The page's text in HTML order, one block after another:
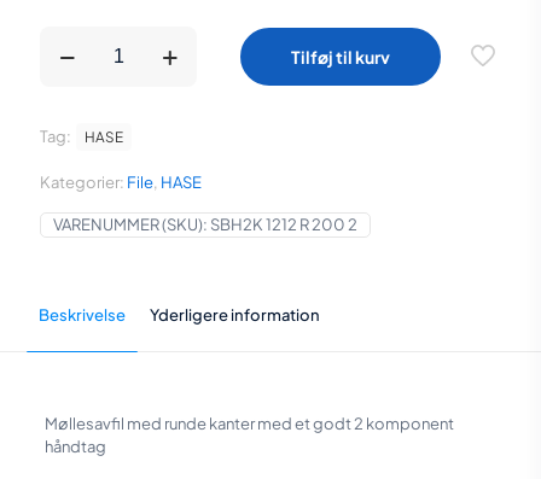
Møllesavfil
længde
antal
Tilføj til kurv
VARENUMMER (SKU): SBH2K 1212 R 200 2
Kategorier: File, HASE
Tag: HASE
Beskrivelse Yderligere information
Møllesavfil med runde kanter med et godt 2 komponent
håndtag